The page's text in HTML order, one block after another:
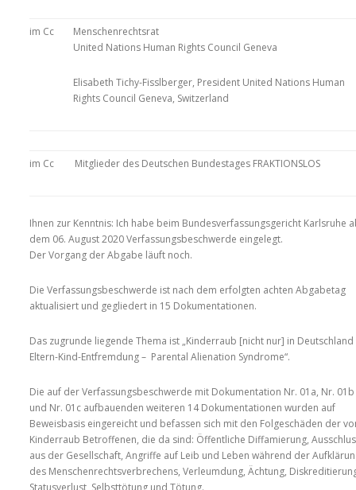
im Cc
Menschenrechtsrat
United Nations Human Rights Council Geneva
Elisabeth Tichy-Fisslberger, President United Nations Human
Rights Council Geneva, Switzerland
im Cc Mitglieder des Deutschen Bundestages FRAKTIONSLOS
Ihnen zur Kenntnis: Ich habe beim Bundesverfassungsgericht Karlsruhe
dem 06. August 2020 Verfassungsbeschwerde eingelegt.
Der Vorgang der Abgabe läuft noch.
Die Verfassungsbeschwerde ist nach dem erfolgten achten Abgabetag
aktualisiert und gegliedert in 15 Dokumentationen.
Das zugrunde liegende Thema ist „Kinderraub [nicht nur] in Deutschland
Eltern-Kind-Entfremdung – Parental Alienation Syndrome“.
Die auf der Verfassungsbeschwerde mit Dokumentation Nr. 01a, Nr. 01b
und Nr. 01c aufbauenden weiteren 14 Dokumentationen wurden auf
Beweisbasis eingereicht und befassen sich mit den Folgeschäden der
Kinderraub Betroffenen, die da sind: Öffentliche Diffamierung,
aus der Gesellschaft, Angriffe auf Leib und Leben während der
des Menschenrechtsverbrechens, Verleumdung, Ächtung,
Statusverlust, Selbsttötung und Tötung.